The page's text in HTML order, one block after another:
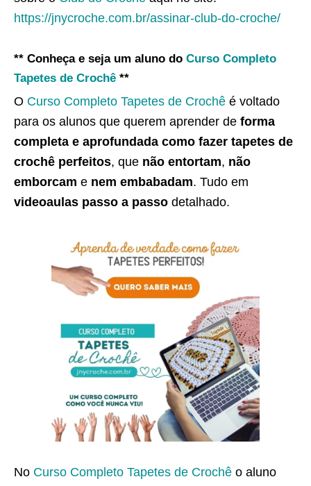
https://jnycroche.com.br/assinar-club-do-croche/
** Conheça e seja um aluno do Curso Completo
Tapetes de Crochê **
O Curso Completo Tapetes de Crochê é voltado
para os alunos que querem aprender de forma
completa e aprofundada como fazer tapetes de
crochê perfeitos, que não entortam, não
emborcam e nem embabadam. Tudo em
videoaulas passo a passo detalhado.
No Curso Completo Tapetes de Crochê o aluno